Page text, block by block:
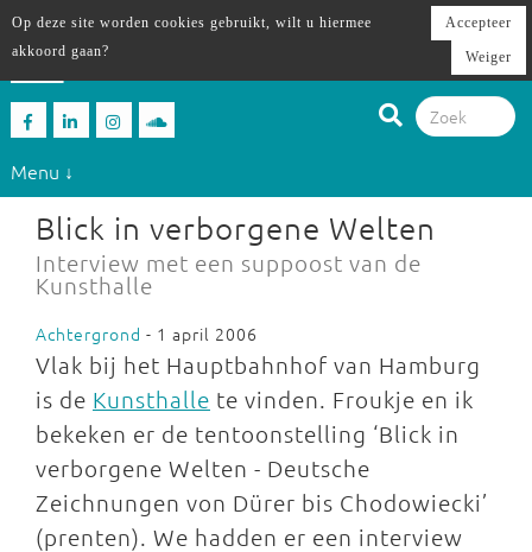
Menu ↓
Blick in verborgene Welten
Interview met een suppoost van de
Kunsthalle
Achtergrond - 1 april 2006
Vlak bij het Hauptbahnhof van Hamburg
is de Kunsthalle te vinden. Froukje en ik
bekeken er de tentoonstelling ‘Blick in
verborgene Welten - Deutsche
Zeichnungen von Dürer bis Chodowiecki’
(prenten). We hadden er een interview
Op deze site worden cookies gebruikt, wilt u hiermee
akkoord gaan?
Accepteer
Weiger